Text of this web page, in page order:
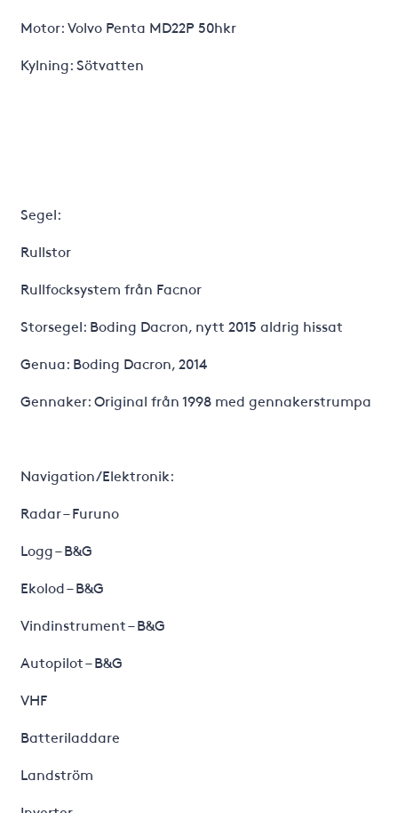
Motor: Volvo Penta MD22P 50hkr
Kylning: Sötvatten
Segel:
Rullstor
Rullfocksystem från Facnor
Storsegel: Boding Dacron, nytt 2015 aldrig hissat
Genua: Boding Dacron, 2014
Gennaker: Original från 1998 med gennakerstrumpa
Navigation/Elektronik:
Radar – Furuno
Logg – B&G
Ekolod – B&G
Vindinstrument – B&G
Autopilot – B&G
VHF
Batteriladdare
Landström